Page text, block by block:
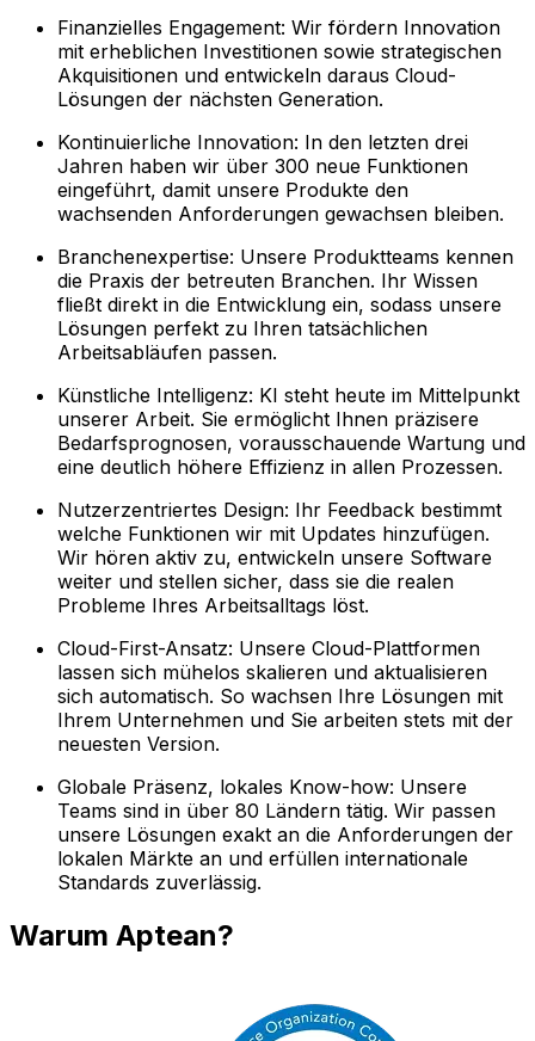
Finanzielles Engagement: Wir fördern Innovation
mit erheblichen Investitionen sowie strategischen
Akquisitionen und entwickeln daraus Cloud-
Lösungen der nächsten Generation.
Kontinuierliche Innovation: In den letzten drei
Jahren haben wir über 300 neue Funktionen
eingeführt, damit unsere Produkte den
wachsenden Anforderungen gewachsen bleiben.
Branchenexpertise: Unsere Produktteams kennen
die Praxis der betreuten Branchen. Ihr Wissen
fließt direkt in die Entwicklung ein, sodass unsere
Lösungen perfekt zu Ihren tatsächlichen
Arbeitsabläufen passen.
Künstliche Intelligenz: KI steht heute im Mittelpunkt
unserer Arbeit. Sie ermöglicht Ihnen präzisere
Bedarfsprognosen, vorausschauende Wartung und
eine deutlich höhere Effizienz in allen Prozessen.
Nutzerzentriertes Design: Ihr Feedback bestimmt
welche Funktionen wir mit Updates hinzufügen.
Wir hören aktiv zu, entwickeln unsere Software
weiter und stellen sicher, dass sie die realen
Probleme Ihres Arbeitsalltags löst.
Cloud-First-Ansatz: Unsere Cloud-Plattformen
lassen sich mühelos skalieren und aktualisieren
sich automatisch. So wachsen Ihre Lösungen mit
Ihrem Unternehmen und Sie arbeiten stets mit der
neuesten Version.
Globale Präsenz, lokales Know-how: Unsere
Teams sind in über 80 Ländern tätig. Wir passen
unsere Lösungen exakt an die Anforderungen der
lokalen Märkte an und erfüllen internationale
Standards zuverlässig.
Warum Aptean?